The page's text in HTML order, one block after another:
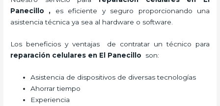
Panecillo
, es eficiente y seguro proporcionando una
asistencia técnica ya sea al hardware o software.
Los beneficios y ventajas de contratar un técnico para
reparación celulares en El Panecillo son:
Asistencia de dispositivos de diversas tecnologías
Ahorrar tiempo
Experiencia